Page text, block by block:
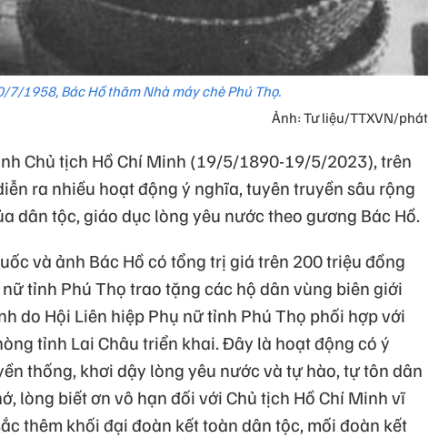
7/1958, Bác Hồ thăm Nhà máy chè Phú Thọ.
Ảnh: Tư liệu/TTXVN/phát
Chủ tịch Hồ Chí Minh (19/5/1890-19/5/2023), trên
ra nhiều hoạt động ý nghĩa, tuyên truyền sâu rộng
dân tộc, giáo dục lòng yêu nước theo gương Bác Hồ.
và ảnh Bác Hồ có tổng trị giá trên 200 triệu đồng
tỉnh Phú Thọ trao tặng các hộ dân vùng biên giới
do Hội Liên hiệp Phụ nữ tỉnh Phú Thọ phối hợp với
tỉnh Lai Châu triển khai. Đây là hoạt động có ý
thống, khơi dậy lòng yêu nước và tự hào, tự tôn dân
lòng biết ơn vô hạn đối với Chủ tịch Hồ Chí Minh vĩ
thêm khối đại đoàn kết toàn dân tộc, mối đoàn kết